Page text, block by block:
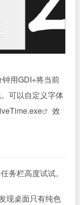
钟用GDI+将当前
可以自定义字体
exe
效
务栏高度试试。
桌面只有纯色